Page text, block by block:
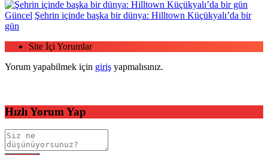
Güncel Şehrin içinde başka bir dünya: Hilltown Küçükyalı’da bir
gün
Site İçi Yorumlar
Yorum yapabilmek için giriş yapmalısınız.
Hızlı Yorum Yap